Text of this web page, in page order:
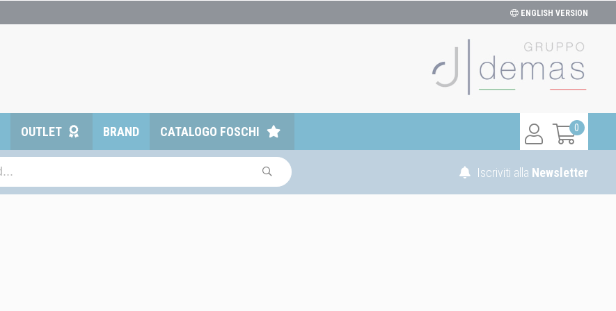
ENGLISH VERSION
0
OUTLET BRAND CATALOGO FOSCHI
Iscriviti alla Newsletter